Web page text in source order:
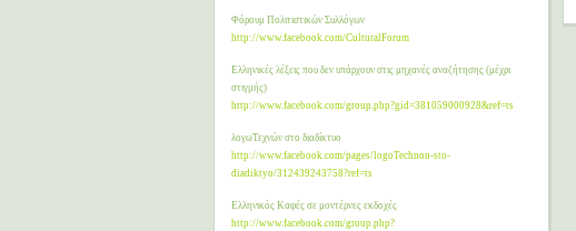
Φόρουμ Πολιτιστικών Συλλόγων
http://www.facebook.com/CulturalForum
Ελληνικές λέξεις που δεν υπάρχουν στις μηχανές αναζήτησης (μέχρι
στιγμής)
http://www.facebook.com/group.php?gid=381059000928&ref=ts
λογωΤεχνών στο διαδίκτυο
http://www.facebook.com/pages/logoTechnon-sto-
diadiktyo/312439243758?ref=ts
Ελληνικός Καφές σε μοντέρνες εκδοχές
http://www.facebook.com/group.php?